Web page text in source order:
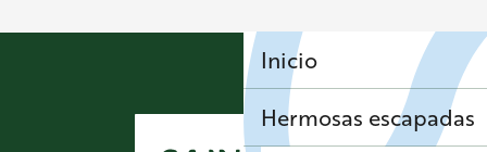
Inicio
Hermosas escapadas